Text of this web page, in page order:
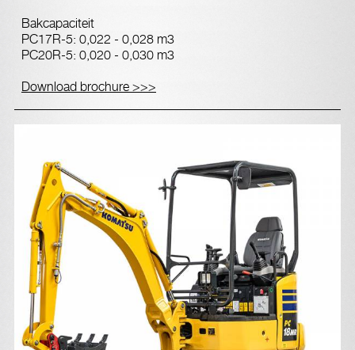
Bakcapaciteit
PC17R-5: 0,022 - 0,028 m3
PC20R-5: 0,020 - 0,030 m3
Download brochure >>>